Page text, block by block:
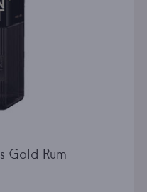
Gold Rum